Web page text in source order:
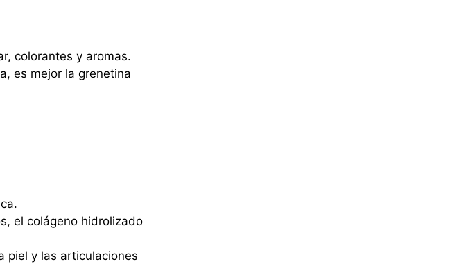
colorantes y aromas.
es mejor la grenetina
el colágeno hidrolizado
piel y las articulaciones